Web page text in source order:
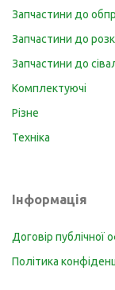
Запчастини до
Запчастини до
Запчастини до
Комплектуючі
Різне
Техніка
Інформація
Договір публічної
Політика